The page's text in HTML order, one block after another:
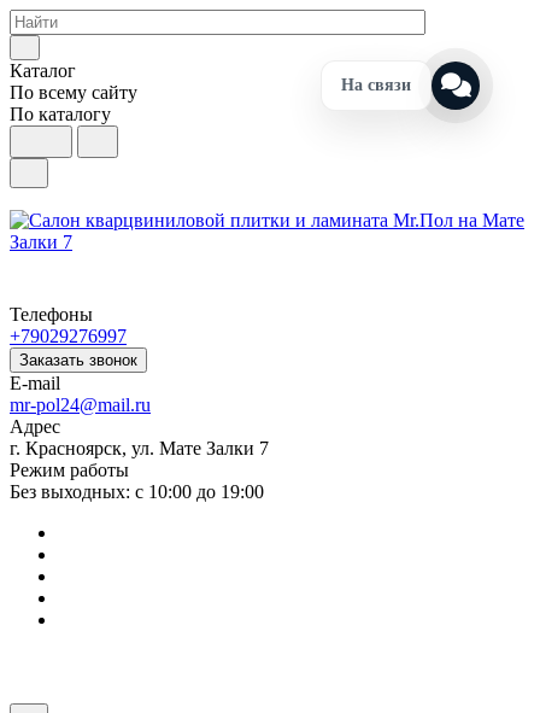
Каталог
По всему сайту
По каталогу
Телефоны
+79029276997
Заказать звонок
E-mail
mr-pol24@mail.ru
Адрес
г. Красноярск, ул. Мате Залки 7
Режим работы
Без выходных: с 10:00 до 19:00
На связи